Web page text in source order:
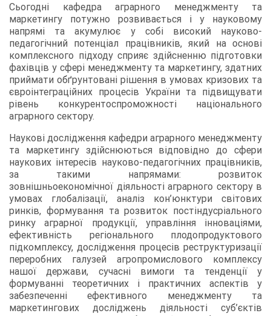
Сьогодні кафедра аграрного менеджменту та
маркетингу потужно розвивається і у науковому
напрямі та акумулює у собі високий науково-
педагогічний потенціал працівників, який на основі
комплексного підходу сприяє здійсненню підготовки
фахівців у сфері менеджменту та маркетингу, здатних
приймати обґрунтовані рішення в умовах кризових та
євроінтеграційних процесів України та підвищувати
рівень конкурентоспроможності національного
аграрного сектору.
Наукові дослідження кафедри аграрного менеджменту
та маркетингу здійснюються відповідно до сфери
наукових інтересів науково-педагогічних працівників,
за такими напрямами: розвиток
зовнішньоекономічної діяльності аграрного сектору в
умовах глобалізації, аналіз кон’юнктури світових
ринків, формування та розвиток постіндусріального
ринку аграрної продукції, управління інноваціями,
ефективність регіонального плодопродуктового
підкомплексу, дослідження процесів реструктуризації
переробних галузей агропромислового комплексу
нашої держави, сучасні вимоги та тенденції у
формуванні теоретичних і практичних аспектів у
забезпеченні ефективного менеджменту та
маркетингових досліджень діяльності суб’єктів